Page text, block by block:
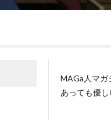
MAGa人マガ
あっても優